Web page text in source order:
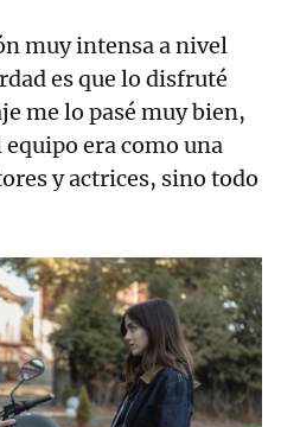
muy intensa a nivel
es que lo disfruté
me lo pasé muy bien,
era como una
y actrices, sino todo